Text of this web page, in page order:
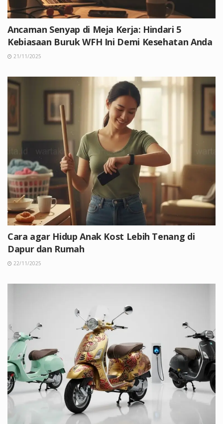
Ancaman Senyap di Meja Kerja: Hindari 5
Kebiasaan Buruk WFH Ini Demi Kesehatan Anda
21/11/2025
Cara agar Hidup Anak Kost Lebih Tenang di
Dapur dan Rumah
22/11/2025